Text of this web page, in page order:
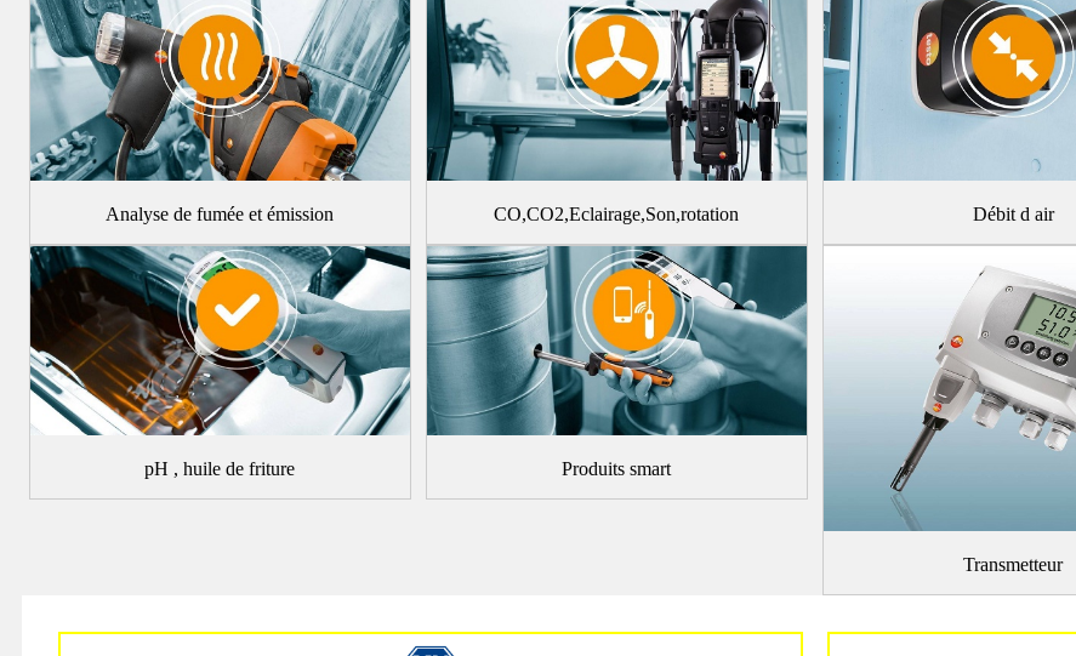
Analyse de fumée et émission CO,CO2,Eclairage,Son,rotation Débit d air
pH , huile de friture Produits smart
Transmetteur